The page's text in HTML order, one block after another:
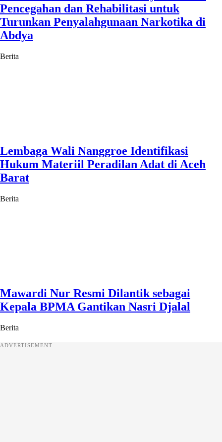
Pencegahan dan Rehabilitasi untuk
Turunkan Penyalahgunaan Narkotika di
Abdya
Berita
Lembaga Wali Nanggroe Identifikasi
Hukum Materiil Peradilan Adat di Aceh
Barat
Berita
Mawardi Nur Resmi Dilantik sebagai
Kepala BPMA Gantikan Nasri Djalal
Berita
ADVERTISEMENT